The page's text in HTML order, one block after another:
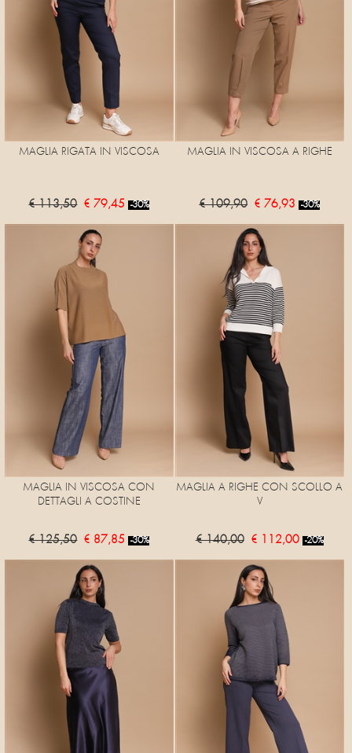
MAGLIA RIGATA IN VISCOSA
€ 113,50 € 79,45 -30%
MAGLIA IN VISCOSA A RIGHE
€ 109,90 € 76,93 -30%
MAGLIA IN VISCOSA CON
DETTAGLI A COSTINE
€ 125,50 € 87,85 -30%
MAGLIA A RIGHE CON SCOLLO A
V
€ 140,00 € 112,00 -20%